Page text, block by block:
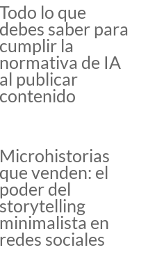
Todo lo que
debes saber para
cumplir la
normativa de IA
al publicar
contenido
Microhistorias
que venden: el
poder del
storytelling
minimalista en
redes sociales